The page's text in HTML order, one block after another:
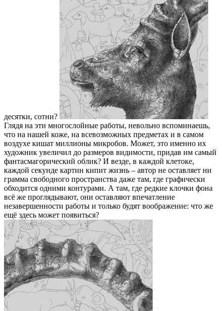
десятки, сотни?
Глядя на эти многослойные работы, невольно вспоминаешь,
что на нашей коже, на всевозможных предметах и в самом
воздухе кишат миллионы микробов. Может, это именно их
художник увеличил до размеров видимости, придав им самый
фантасмагорический облик? И везде, в каждой клетоке,
каждой секунде картин кипит жизнь – автор не оставляет ни
грамма свободного пространства даже там, где графически
обходится одними контурами. А там, где редкие клочки фона
всё же проглядывают, они оставляют впечатление
незавершенности работы и только будят воображение: что же
ещё здесь может появиться?